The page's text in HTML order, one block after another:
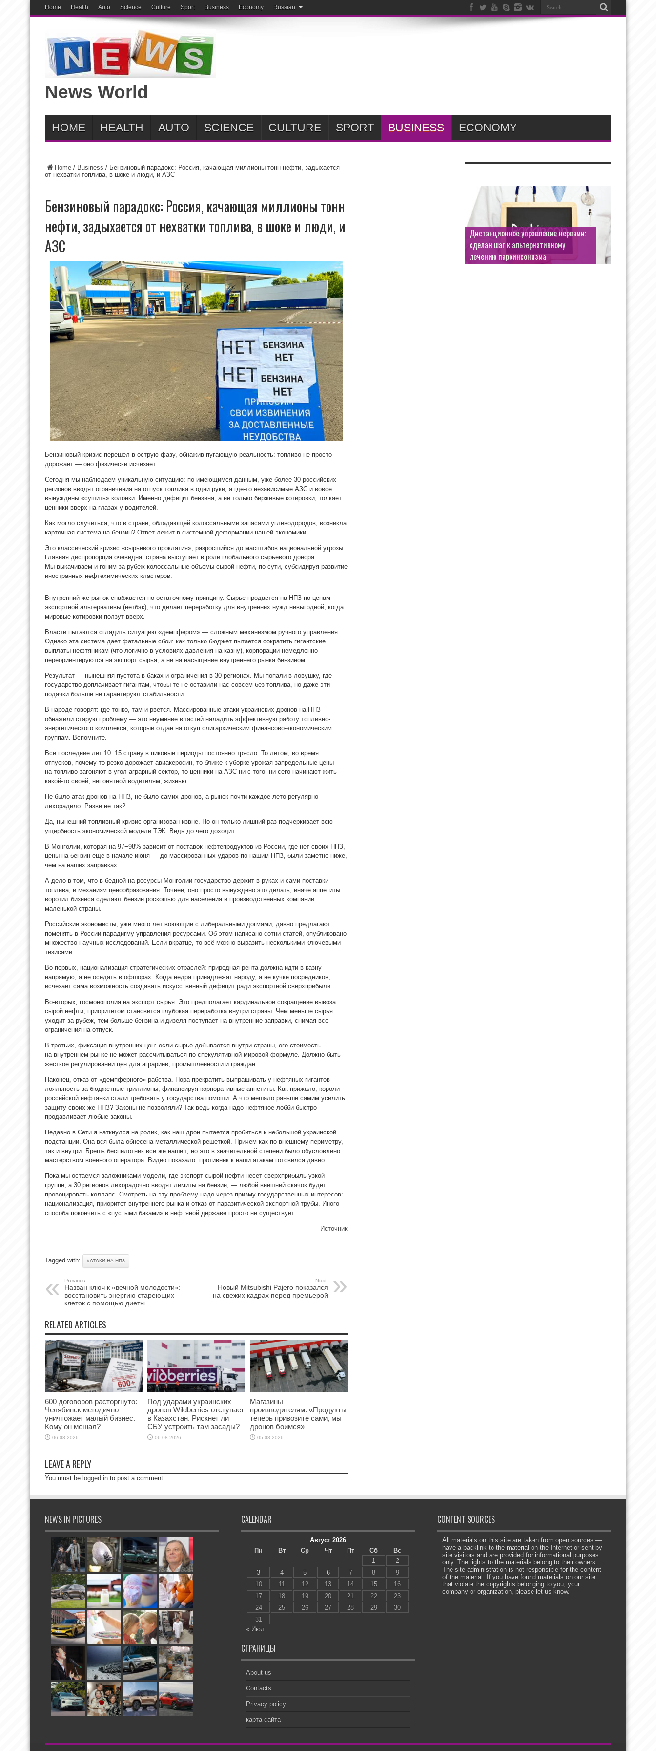
Home Health Auto ScIence Culture Sport Business Economy Russian
News World
HOME HEALTH AUTO SCIENCE CULTURE SPORT BUSINESS ECONOMY
Home / Business / Бензиновый парадокс: Россия, качающая миллионы тонн нефти, задыхается
от нехватки топлива, в шоке и люди, и АЗС
Бензиновый парадокс: Россия, качающая миллионы тонн
нефти, задыхается от нехватки топлива, в шоке и люди, и
АЗС
Бензиновый кризис перешел в острую фазу, обнажив пугающую реальность: топливо не просто
дорожает — оно физически исчезает.
Сегодня мы наблюдаем уникальную ситуацию: по имеющимся данным, уже более 30 российских
регионов вводят ограничения на отпуск топлива в одни руки, а где-то независимые АЗС и вовсе
вынуждены «сушить» колонки. Именно дефицит бензина, а не только биржевые котировки, толкает
ценники вверх на глазах у водителей.
Как могло случиться, что в стране, обладающей колоссальными запасами углеводородов, возникла
карточная система на бензин? Ответ лежит в системной деформации нашей экономики.
Это классический кризис «сырьевого проклятия», разросшийся до масштабов национальной угрозы.
Главная диспропорция очевидна: страна выступает в роли глобального сырьевого донора.
Мы выкачиваем и гоним за рубеж колоссальные объемы сырой нефти, по сути, субсидируя развитие
иностранных нефтехимических кластеров.
Внутренний же рынок снабжается по остаточному принципу. Сырье продается на НПЗ по ценам
экспортной альтернативы (нетбэк), что делает переработку для внутренних нужд невыгодной, когда
мировые котировки ползут вверх.
Власти пытаются сгладить ситуацию «демпфером» — сложным механизмом ручного управления.
Однако эта система дает фатальные сбои: как только бюджет пытается сократить гигантские
выплаты нефтяникам (что логично в условиях давления на казну), корпорации немедленно
переориентируются на экспорт сырья, а не на насыщение внутреннего рынка бензином.
Результат — нынешняя пустота в баках и ограничения в 30 регионах. Мы попали в ловушку, где
государство доплачивает гигантам, чтобы те не оставили нас совсем без топлива, но даже эти
подачки больше не гарантируют стабильности.
В народе говорят: где тонко, там и рвется. Массированные атаки украинских дронов на НПЗ
обнажили старую проблему — это неумение властей наладить эффективную работу топливно-
энергетического комплекса, который отдан на откуп олигархическим финансово-экономическим
группам. Вспомните.
Все последние лет 10−15 страну в пиковые периоды постоянно трясло. То летом, во время
отпусков, почему-то резко дорожает авиакеросин, то ближе к уборке урожая запредельные цены
на топливо загоняют в угол аграрный сектор, то ценники на АЗС ни с того, ни сего начинают жить
какой-то своей, непонятной водителям, жизнью.
Не было атак дронов на НПЗ, не было самих дронов, а рынок почти каждое лето регулярно
лихорадило. Разве не так?
Да, нынешний топливный кризис организован извне. Но он только лишний раз подчеркивает всю
ущербность экономической модели ТЭК. Ведь до чего доходит.
В Монголии, которая на 97−98% зависит от поставок нефтепродуктов из России, где нет своих НПЗ,
цены на бензин еще в начале июня — до массированных ударов по нашим НПЗ, были заметно ниже,
чем на наших заправках.
А дело в том, что в бедной на ресурсы Монголии государство держит в руках и сами поставки
топлива, и механизм ценообразования. Точнее, оно просто вынуждено это делать, иначе аппетиты
воротил бизнеса сделают бензин роскошью для населения и производственных компаний
маленькой страны.
Российские экономисты, уже много лет воюющие с либеральными догмами, давно предлагают
поменять в России парадигму управления ресурсами. Об этом написано сотни статей, опубликовано
множество научных исследований. Если вкратце, то всё можно выразить несколькими ключевыми
тезисами.
Во-первых, национализация стратегических отраслей: природная рента должна идти в казну
напрямую, а не оседать в офшорах. Когда недра принадлежат народу, а не кучке посредников,
исчезает сама возможность создавать искусственный дефицит ради экспортной сверхприбыли.
Во-вторых, госмонополия на экспорт сырья. Это предполагает кардинальное сокращение вывоза
сырой нефти, приоритетом становится глубокая переработка внутри страны. Чем меньше сырья
уходит за рубеж, тем больше бензина и дизеля поступает на внутренние заправки, снимая все
ограничения на отпуск.
В-третьих, фиксация внутренних цен: если сырье добывается внутри страны, его стоимость
на внутреннем рынке не может рассчитываться по спекулятивной мировой формуле. Должно быть
жесткое регулировании цен для аграриев, промышленности и граждан.
Наконец, отказ от «демпферного» рабства. Пора прекратить выпрашивать у нефтяных гигантов
лояльность за бюджетные триллионы, финансируя корпоративные аппетиты. Как прижало, короли
российской нефтянки стали требовать у государства помощи. А что мешало раньше самим усилить
защиту своих же НПЗ? Законы не позволяли? Так ведь когда надо нефтяное лобби быстро
продавливает любые законы.
Недавно в Сети я наткнулся на ролик, как наш дрон пытается пробиться к небольшой украинской
подстанции. Она вся была обнесена металлической решеткой. Причем как по внешнему периметру,
так и внутри. Брешь беспилотник все же нашел, но это в значительной степени было обусловлено
мастерством военного оператора. Видео показало: противник к наши атакам готовился давно…
Пока мы остаемся заложниками модели, где экспорт сырой нефти несет сверхприбыль узкой
группе, а 30 регионов лихорадочно вводят лимиты на бензин, — любой внешний скачок будет
провоцировать коллапс. Смотреть на эту проблему надо через призму государственных интересов:
национализация, приоритет внутреннего рынка и отказ от паразитической экспортной трубы. Иного
способа покончить с «пустыми баками» в нефтяной державе просто не существует.
Источник
Tagged with: #АТАКИ НА НПЗ
Previous:
Назван ключ к «вечной молодости»:
восстановить энергию стареющих
клеток с помощью диеты
Next:
Новый Mitsubishi Pajero показался
на свежих кадрах перед премьерой
RELATED ARTICLES
600 договоров расторгнуто:
Челябинск методично
уничтожает малый бизнес.
Кому он мешал?
06.08.2026
Под ударами украинских
дронов Wildberries отступает
в Казахстан. Рискнет ли
СБУ устроить там засады?
06.08.2026
Магазины —
производителям: «Продукты
теперь привозите сами, мы
дронов боимся»
05.08.2026
LEAVE A REPLY
You must be logged in to post a comment.
Дистанционное управление нервами:
сделан шаг к альтернативному
лечению паркинсонизма
NEWS IN PICTURES CALENDAR
Август 2026
Пн
Вт Ср Чт Пт Сб
Вс
1
2
3
4 5 6 7 8
9
10
11 12 13 14 15
16
17
18 19 20 21 22
23
24
25 26 27 28 29
30
31
« Июл
СТРАНИЦЫ
About us
Contacts
Privacy policy
карта сайта
CONTENT SOURCES
All materials on this site are taken from open sources —
have a backlink to the material on the Internet or sent by
site visitors and are provided for informational purposes
only. The rights to the materials belong to their owners.
The site administration is not responsible for the content
of the material. If you have found materials on our site
that violate the copyrights belonging to you, your
company or organization, please let us know.